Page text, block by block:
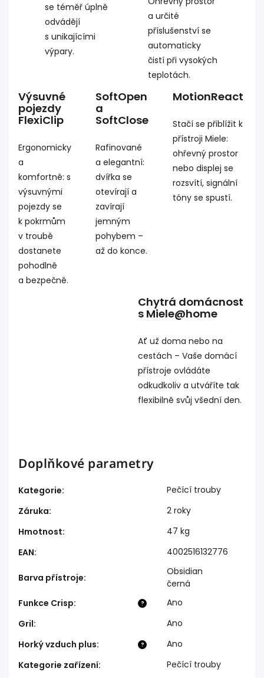
se téměř úplně
odvádějí
s unikajícími
výpary.
a určité
příslušenství se
automaticky
čistí při vysokých
teplotách.
Výsuvné
pojezdy
FlexiClip
Ergonomicky
a
komfortně: s
výsuvnými
pojezdy se
k pokrmům
v troubě
dostanete
pohodlně
a bezpečně.
SoftOpen
a
SoftClose
Rafinované
a elegantní:
dvířka se
otevírají a
zavírají
jemným
pohybem –
až do konce.
MotionReact
Stačí se přiblížit k
přístroji Miele:
ohřevný prostor
nebo displej se
rozsvítí, signální
tóny se spustí.
Chytrá domácnost
s Miele@home
Ať už doma nebo na
cestách – Vaše domácí
přístroje ovládáte
odkudkoliv a utváříte tak
flexibilně svůj všední den.
Doplňkové parametry
Kategorie:
Pečící trouby
Záruka:
2 roky
Hmotnost:
47 kg
EAN: 4002516132776
Barva přístroje:
Obsidian
černá
?
Funkce Crisp:
Ano
Gril: Ano
?
Horký vzduch plus:
Ano
Kategorie zařízení: Pečící trouby